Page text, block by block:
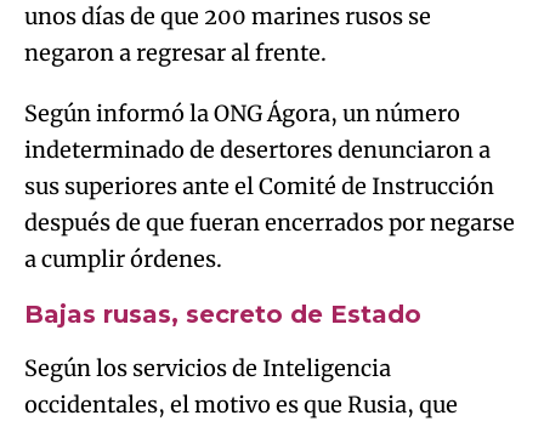
unos días de que 200 marines rusos se
negaron a regresar al frente.
Según informó la ONG Ágora, un número
indeterminado de desertores denunciaron a
sus superiores ante el Comité de Instrucción
después de que fueran encerrados por negarse
a cumplir órdenes.
Bajas rusas, secreto de Estado
Según los servicios de Inteligencia
occidentales, el motivo es que Rusia, que